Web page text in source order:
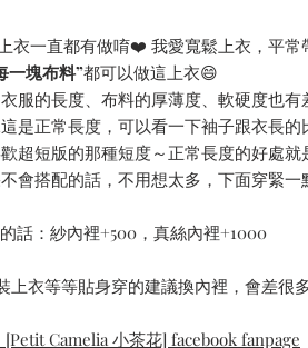
衣一直都有做唷❤️ 我愛寬鬆上衣，平常
一塊布料”都可以做這上衣😄
服的長度、布料的厚薄度、軟硬度也有
是正常長度，可以看一下袖子跟衣長的
超短版的那種短度～正常長度的好處就
會搭配的話，不用想太多，下面穿緊一
話：紗內裡+500，真絲內裡+1000
衣等等貼身穿的建議換內裡，會差
[Petit Camelia 小茶花] facebook fanpage